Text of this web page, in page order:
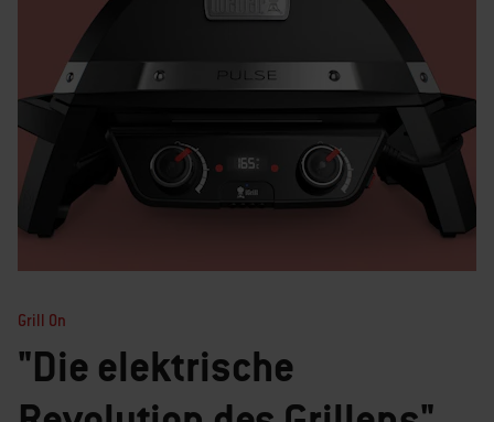
Grill On
"Die elektrische